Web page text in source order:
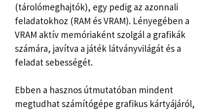
(tárolómeghajtók), egy pedig az azonnali
feladatokhoz (RAM és VRAM). Lényegében a
VRAM aktív memóriaként szolgál a grafikák
számára, javítva a játék látványvilágát és a
feladat sebességét.
Ebben a hasznos útmutatóban mindent
megtudhat számítógépe grafikus kártyájáról,